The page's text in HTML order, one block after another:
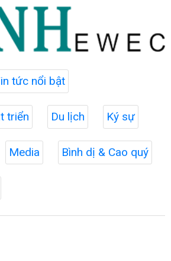
tức nổi bật
triển Du lịch Ký sự
Media Bình dị & Cao quý